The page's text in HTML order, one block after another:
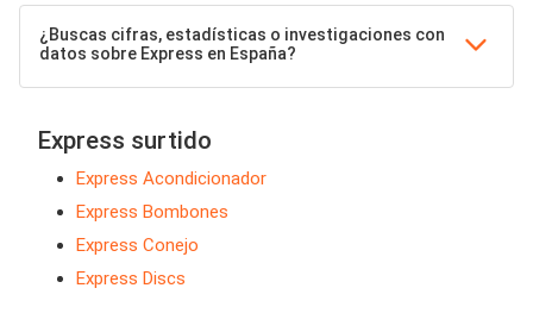
¿Buscas cifras, estadísticas o investigaciones con
datos sobre Express en España?
Express surtido
Express Acondicionador
Express Bombones
Express Conejo
Express Discs